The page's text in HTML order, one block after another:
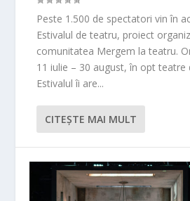
Peste 1.500 de spectatori vin în
Estivalul de teatru, proiect
comunitatea Mergem la teatru.
11 iulie – 30 august, în opt teatre
Estivalul îi are...
CITEŞTE MAI MULT